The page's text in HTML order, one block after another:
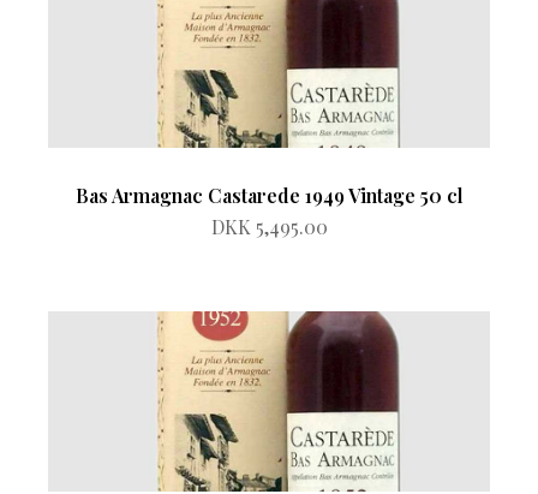
Bas Armagnac Castarede 1949 Vintage 50 cl
DKK 5,495.00